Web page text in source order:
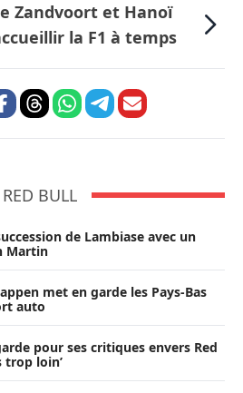
Zandvoort et Hanoï
la F1 à temps
RED BULL
de Lambiase avec un
Martin
met en garde les Pays-Bas
auto
pour ses critiques envers Red
trop loin’